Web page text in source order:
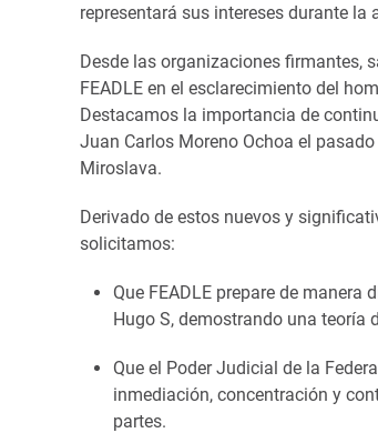
representará sus intereses durante
Desde las organizaciones firmantes,
FEADLE en el esclarecimiento del
Destacamos la importancia de
Juan Carlos Moreno Ochoa el
Miroslava.
Derivado de estos nuevos y
solicitamos:
Que FEADLE prepare de
Hugo S, demostrando una
Que el Poder Judicial de la
inmediación, concentración y
partes.